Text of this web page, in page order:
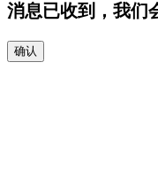
消息已收到，我们
确认